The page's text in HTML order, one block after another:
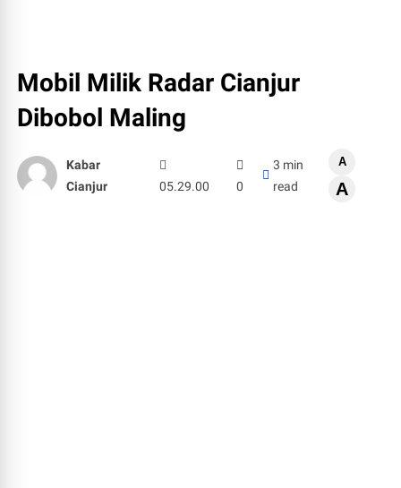
Mobil Milik Radar Cianjur
Dibobol Maling
Kabar
Cianjur
05.29.00 0
3 min
read
A
A